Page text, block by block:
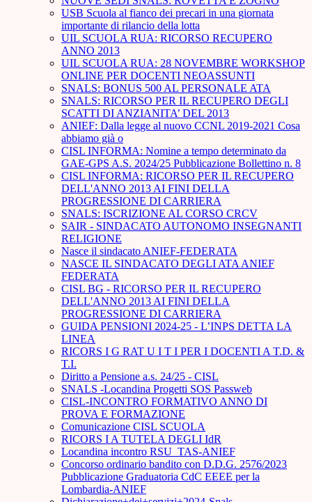
USB Scuola al fianco dei precari in una giornata
importante di rilancio della lotta
UIL SCUOLA RUA: RICORSO RECUPERO
ANNO 2013
UIL SCUOLA RUA: 28 NOVEMBRE WORKSHOP
ONLINE PER DOCENTI NEOASSUNTI
SNALS: BONUS 500 AL PERSONALE ATA
SNALS: RICORSO PER IL RECUPERO DEGLI
SCATTI DI ANZIANITA’ DEL 2013
ANIEF: Dalla legge al nuovo CCNL 2019-2021 Cosa
abbiamo già o
CISL INFORMA: Nomine a tempo determinato da
GAE-GPS A.S. 2024/25 Pubblicazione Bollettino n. 8
CISL INFORMA: RICORSO PER IL RECUPERO
DELL'ANNO 2013 AI FINI DELLA
PROGRESSIONE DI CARRIERA
SNALS: ISCRIZIONE AL CORSO CRCV
SAIR - SINDACATO AUTONOMO INSEGNANTI
RELIGIONE
Nasce il sindacato ANIEF-FEDERATA
NASCE IL SINDACATO DEGLI ATA ANIEF
FEDERATA
CISL BG - RICORSO PER IL RECUPERO
DELL'ANNO 2013 AI FINI DELLA
PROGRESSIONE DI CARRIERA
GUIDA PENSIONI 2024-25 - L’INPS DETTA LA
LINEA
RICORS I G RAT U I T I PER I DOCENTI A T.D. &
T.I.
Diritto a Pensione a.s. 24/25 - CISL
SNALS -Locandina Progetti SOS Passweb
CISL-INCONTRO FORMATIVO ANNO DI
PROVA E FORMAZIONE
Comunicazione CISL SCUOLA
RICORS I A TUTELA DEGLI IdR
Locandina incontro RSU_TAS-ANIEF
Concorso ordinario bandito con D.D.G. 2576/2023
Pubblicazione Graduatoria CdC EEEE per la
Lombardia-ANIEF